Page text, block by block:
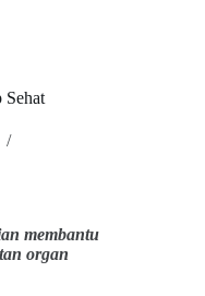
Sehat
membantu
organ